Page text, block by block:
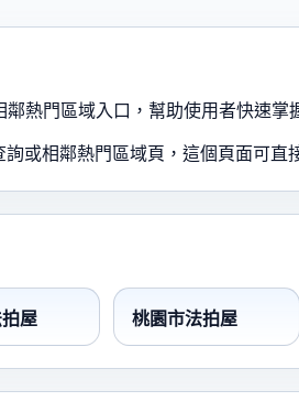
熱門區域入口，幫助使用者快速掌
或相鄰熱門區域頁，這個頁面可直
屋 桃園市法拍屋